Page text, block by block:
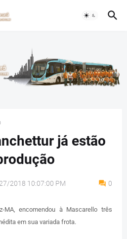
já estão
2018 10:07:00 PM 0
MA, encomendou à Mascarello três
em sua variada frota.